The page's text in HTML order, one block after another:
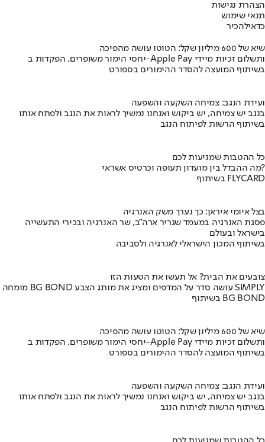
הצהרת נגישות
תנאי שימוש
כדאילהכיר
שיא של 600 מיליון שקל: הטוטו עושה מהפיכה
יחסי הימור משופרים, הפקדות ב-Apple Pay ותשלום זכיות מיידי
בשיתוף המועצה להסדר ההימורים בספורט
ועידת הנגב: צמיחה השקעה והשפעה
בנגב יש צמיחה, יש ביקוש ואנחנו נמשיך לראות את הנגב ולפתח אותו
בשיתוף הרשות לפיתוח הנגב
כל ההטבות שמגיעות לכם
מה ההבדל בין מועדון תעופה וכרטיס אשראי?
בשיתוף FLYCARD
בצל איומי איראן: כך נערך משק האנרגיה
פסגת האנרגיה במעמד שגריר ארה"ב, שר האנרגיה ובכירי התעשייה
בישראל ובעולם
בשיתוף המכון הישראלי לאנרגיה ולסביבה
צובעים את הבית? אל תעשו את הטעות הזו
מומחה BG BOND עושה סדר על המדפים ומציג את מותג הצבע SIMPLY
בשיתוף BG BOND
שיא של 600 מיליון שקל: הטוטו עושה מהפיכה
יחסי הימור משופרים, הפקדות ב-Apple Pay ותשלום זכיות מיידי
בשיתוף המועצה להסדר ההימורים בספורט
ועידת הנגב: צמיחה השקעה והשפעה
בנגב יש צמיחה, יש ביקוש ואנחנו נמשיך לראות את הנגב ולפתח אותו
בשיתוף הרשות לפיתוח הנגב